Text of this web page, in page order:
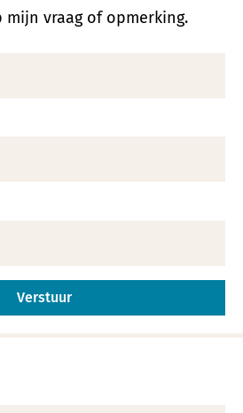
vraag of opmerking.